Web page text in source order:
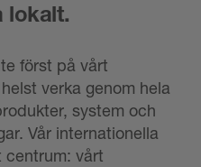
lokalt.
först på vårt
verka genom hela
system och
Vår internationella
centrum: vårt